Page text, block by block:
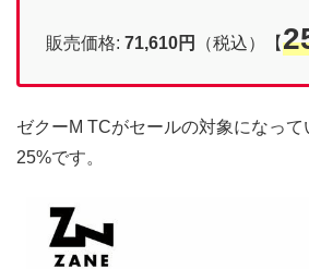
販売価格: 71,610円 （税込）【
ゼクーM TCがセールの対象になっ
25%です。